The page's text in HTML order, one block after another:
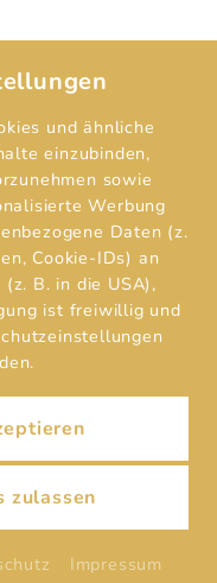
und ähnliche
einzubinden,
sowie
Werbung
Daten (z.
Cookie-IDs) an
B. in die USA),
ist freiwillig und
zulassen
Impressum
FAHRRAD
BUCHEN
müssen Sie